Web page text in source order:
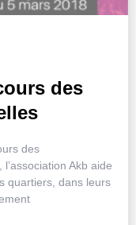
des
des
Akb aide
quartiers, dans leurs